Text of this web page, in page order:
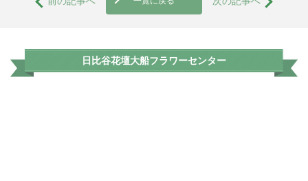
日比谷花壇大船フラワーセンター